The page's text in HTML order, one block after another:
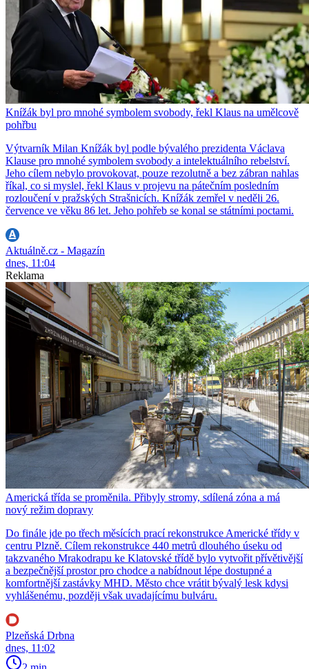
Knížák byl pro mnohé symbolem svobody, řekl Klaus na umělcově
pohřbu
Výtvarník Milan Knížák byl podle bývalého prezidenta Václava
Klause pro mnohé symbolem svobody a intelektuálního rebelství.
Jeho cílem nebylo provokovat, pouze rezolutně a bez zábran nahlas
říkal, co si myslel, řekl Klaus v projevu na pátečním posledním
rozloučení v pražských Strašnicích. Knížák zemřel v neděli 26.
července ve věku 86 let. Jeho pohřeb se konal se státními poctami.
Aktuálně.cz - Magazín
dnes, 11:04
Reklama
Americká třída se proměnila. Přibyly stromy, sdílená zóna a má
nový režim dopravy
Do finále jde po třech měsících prací rekonstrukce Americké třídy v
centru Plzně. Cílem rekonstrukce 440 metrů dlouhého úseku od
takzvaného Mrakodrapu ke Klatovské třídě bylo vytvořit přívětivější
a bezpečnější prostor pro chodce a nabídnout lépe dostupné a
komfortnější zastávky MHD. Město chce vrátit bývalý lesk kdysi
vyhlášenému, později však uvadajícímu bulváru.
Plzeňská Drbna
dnes, 11:02